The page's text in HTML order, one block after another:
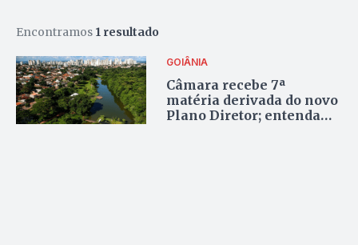
Encontramos 1 resultado
GOIÂNIA
Câmara recebe 7ª
matéria derivada do novo
Plano Diretor; entenda